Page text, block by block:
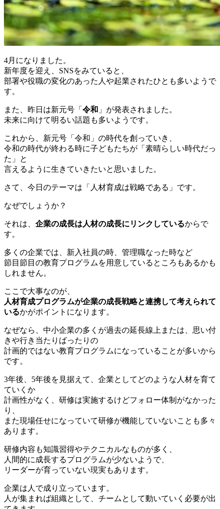
4月になりました。
新年度を迎え、SNSをみていると、
部署や役職の変化のあった人や起業されたひとも多いようで
す。
また、昨日は新元号「 令和 」が発表されました。
未来に向けて明るい話題も多いようです。
これから、新元号「令和」の時代を創っていき、
令和の時代が終わる時に子どもたちが「素晴らしい時代だっ
た」と
言えるように生きていきたいと思いました。
さて、今日のテーマは「人材育成は戦略である」です。
なぜでしょうか？
それは、 企業の成長は人材の成長にリンクしているからで
す。
多くの企業では、新入社員の時、管理職なった時など
節目節目の教育プログラムを用意しているところもあるかも
しれません。
ここで大事なのが、
人材育成プログラムが企業の成長戦略と連携して考えられて
いるかがポイントになります。
なぜなら、中小企業の多くが過去の延長線上または、思い付
きや行き当たりばったりの
計画的ではない教育プログラムになっていることが多いから
です。
3年後、5年後を見据えて、企業としてどのような人材を育て
ていくか
計画性がなく、研修は実施するけどフォロー体制がなかった
り、
また現場任せになっていて研修が機能していないことも多々
あります。
研修内容も知識習得やテクニカルなものが多く、
人間的に成長するプログラムが少ないようで、
リーダーが育っていない現実もあります。
企業は人で成り立っています。
人が集まれば組織として、チームとして動いていく必要が出